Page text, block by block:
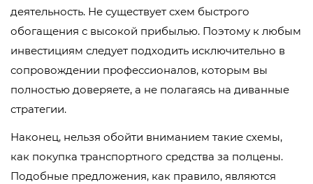
деятельность. Не существует схем быстрого
обогащения с высокой прибылью. Поэтому к любым
инвестициям следует подходить исключительно в
сопровождении профессионалов, которым вы
полностью доверяете, а не полагаясь на диванные
стратегии.
Наконец, нельзя обойти вниманием такие схемы,
как покупка транспортного средства за полцены.
Подобные предложения, как правило, являются